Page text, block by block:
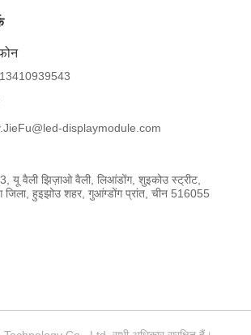
displaymodule.com
यू वैली झिज़ाओ वैली, लिआंडोंग, शुइकोउ स्ट्रीट,
जिला, हुइझोउ शहर, गुआंग्डोंग प्रांत, चीन 516055